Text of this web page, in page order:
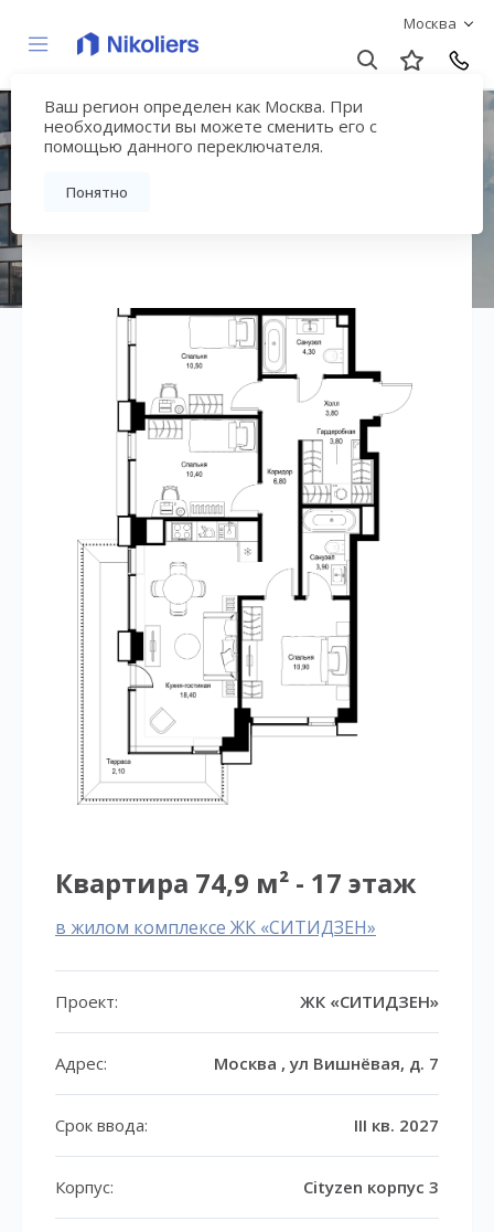
Москва
Ваш регион определен как Москва. При
необходимости вы можете сменить его с
помощью данного переключателя.
Понятно
ЖК «СИТИДЗЕН»
Вернуться на страницу жилого комплекса
Квартира 74,9 м² - 17 этаж
в жилом комплексе ЖК «СИТИДЗЕН»
Проект: ЖК «СИТИДЗЕН»
Адрес: Москва , ул Вишнёвая, д. 7
Срок ввода: III кв. 2027
Корпус: Cityzen корпус 3